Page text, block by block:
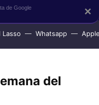
Lasso Whatsapp
del
×
de Google